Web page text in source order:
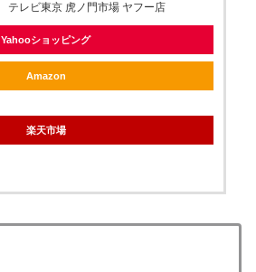
テレビ東京 虎ノ門市場 ヤフー店
Yahooショッピング
Amazon
楽天市場